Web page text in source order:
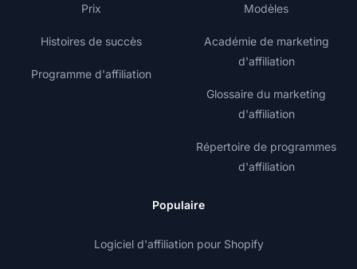
Prix
Histoires de succès
Programme d'affiliation
Modèles
Académie de marketing
d'affiliation
Glossaire du marketing
d'affiliation
Répertoire de programmes
d'affiliation
Populaire
Logiciel d'affiliation pour Shopify